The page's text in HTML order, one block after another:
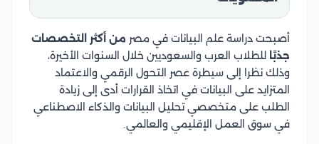
أصبحت دراسة علم البيانات في مصر من أكثر التخصصات
جذبًا للطلاب العرب والسعوديين خلال السنوات الأخيرة،
وذلك نظرا إلى سيطرة عصر التحول الرقمي والاعتماد
المتزايد على البيانات في اتخاذ القرارات أدى إلى زيادة
الطلب على متخصصي تحليل البيانات والذكاء الاصطناعي
في سوق العمل الإقليمي والعالمي.